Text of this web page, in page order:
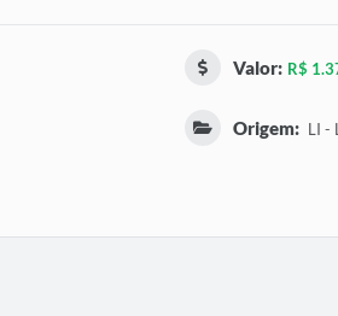
Valor: R$
Origem: LI -